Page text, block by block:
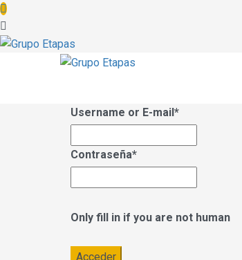
Username or E-mail *
Contraseña*
Only fill in if you are not human